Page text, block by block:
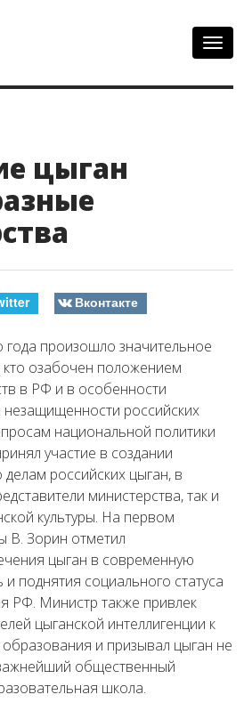
цыган
Вконтакте
года произошло значительное
кто озабочен положением
в РФ и в особенности
российских
национальной политики
участие в создании
российских цыган, в
министерства, так и
культуры. На первом
В. Зорин отметил
цыган в современную
поднятия социального статуса
РФ. Министр также привлек
цыганской интеллигенции к
и призывал цыган не
общественный
школа.